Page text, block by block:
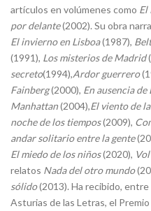
artículos en volúmenes como El
por delante(2002). Su obra
El invierno en Lisboa(1987),
(1991), Los misterios de Madrid
secreto(1994),Ardor guerrero
Fainberg(2000), En ausencia de
Manhattan(2004),El viento de
noche de los tiempos(2009),
andar solitario entre la gente
El miedo de los niños(2020),
relatos Nada del otro mundo
sólido(2013). Ha recibido,
Asturias de las Letras, el